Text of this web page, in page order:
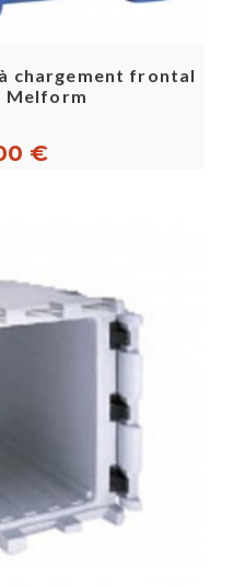
chargement frontal
Melform
€